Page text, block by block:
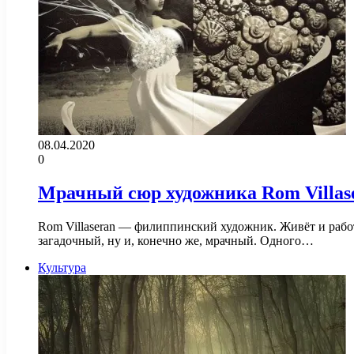
08.04.2020
0
Мрачный сюр художника Rom
Rom Villaseran — филиппинский художник. Живёт и
загадочный, ну и, конечно же, мрачный. Одного…
Культура